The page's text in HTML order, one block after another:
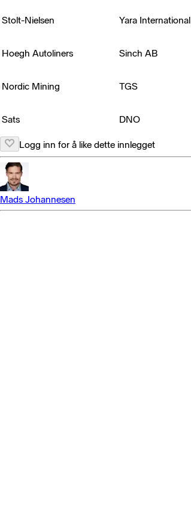
Stolt-Nielsen Yara International
Hoegh Autoliners Sinch AB
Nordic Mining TGS
Sats DNO
Logg inn for å like dette innlegget
Mads Johannesen